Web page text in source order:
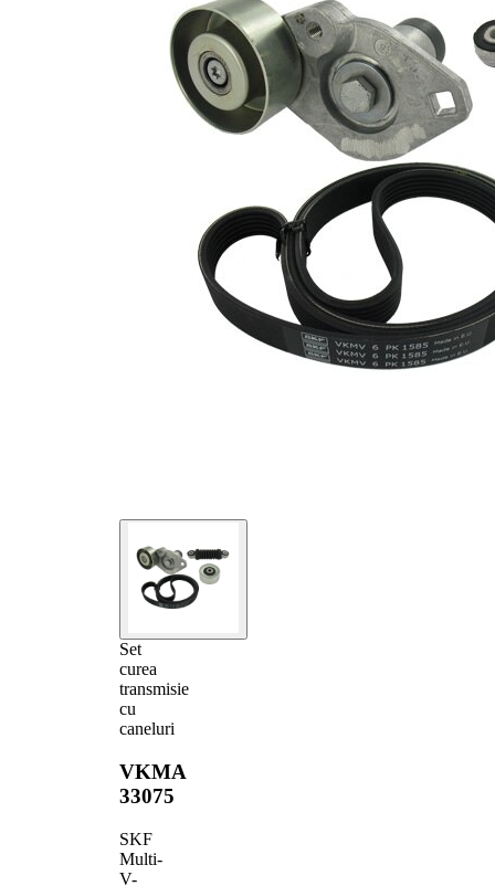
Set
curea
transmisie
cu
caneluri
VKMA
33075
SKF
Multi-
V-
SVHC
Nu sunt
disponibile
substante
SVHC
Material
EPDM
(etilen
propilen
Listă de piese de schimb
Nume articol
Număr
articol
Cantitate
ghidare/conducere,
curea transmisie
VKM
33075
Intinzator curea,
VKM
33076
1